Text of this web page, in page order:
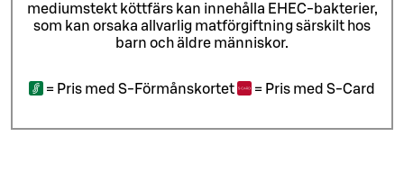
mediumstekt köttfärs kan innehålla EHEC-bakterier,
som kan orsaka allvarlig matförgiftning särskilt hos
barn och äldre människor.
= Pris med S-Förmånskortet = Pris med S-Card